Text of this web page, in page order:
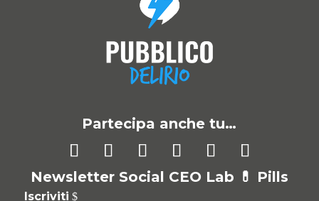
Partecipa anche tu…
Newsletter Social CEO Lab 💊 Pills
Iscriviti